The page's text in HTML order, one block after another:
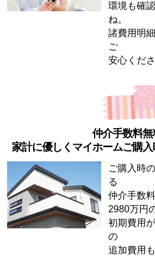
環境も確
ね。
諸費用明
ご
安心くだ
仲介手数料無
家計に優しくマイホームご購入
ご購入時
る
仲介手数
2980万円
初期費用
の
追加費用